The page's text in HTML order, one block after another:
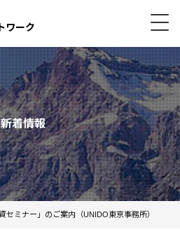
ワーク
新着情報
セミナー」のご案内（UNIDO東京事務所）